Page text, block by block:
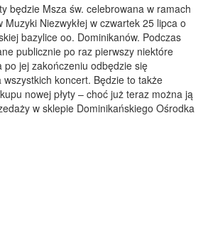
będzie Msza św. celebrowana w ramach
Niezwykłej w czwartek 25 lipca o
bazylice oo. Dominikanów. Podczas
publicznie po raz pierwszy niektóre
po jej zakończeniu odbędzie się
koncert. Będzie to także
nowej płyty – choć już teraz można ją
w sklepie Dominikańskiego Ośrodka